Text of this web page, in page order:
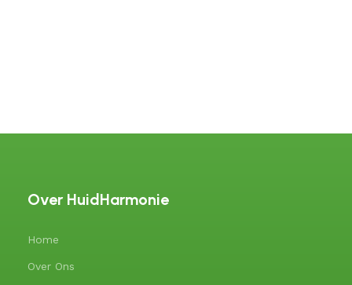
Over HuidHarmonie
Home
Over Ons